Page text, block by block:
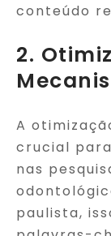
conteúdo
2.
A
crucial
nas
paulista,